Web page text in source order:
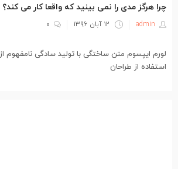
چرا هرگز مدی را نمی بینید که واقعا کار می کند؟
admin
نوشته
۱۲ آبان ۱۳۹۶ ۰
لورم ایپسوم متن ساختگی با تولید سادگی نامفهوم
استفاده از طراحان